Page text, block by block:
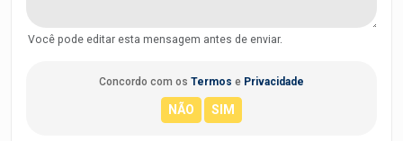
Você pode editar esta mensagem antes de enviar.
Concordo com os Termos e Privacidade